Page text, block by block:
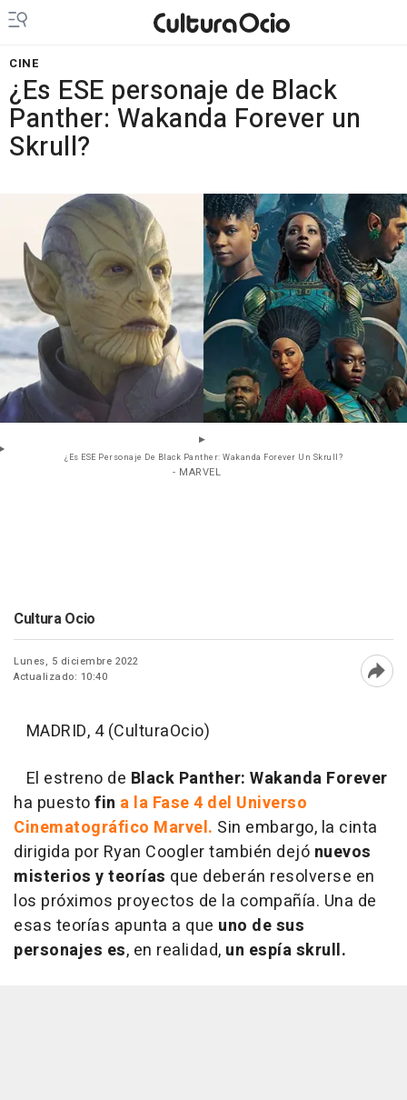
CINE
¿Es ESE personaje de Black
Panther: Wakanda Forever un
Skrull?
¿Es ESE Personaje De Black Panther: Wakanda Forever Un Skrull?
- MARVEL
Cultura Ocio
Lunes, 5 diciembre 2022
Actualizado: 10:40
MADRID, 4 (CulturaOcio)
El estreno de Black Panther: Wakanda Forever
ha puestofin a la Fase 4 del Universo
Cinematográfico Marvel. Sin embargo, la cinta
dirigida por Ryan Coogler también dejó nuevos
misterios y teorías que deberán resolverse en
los próximos proyectos de la compañía. Una de
esas teorías apunta a que uno de sus
personajes es, en realidad, un espía skrull.